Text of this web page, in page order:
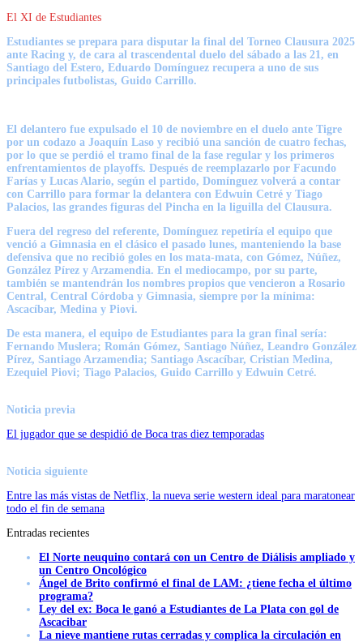
El XI de Estudiantes
Estudiantes se prepara para disputar la final del Torneo Clausura 2025
ante Racing y, de cara al trascendental duelo del sábado a las 21, en
Santiago del Estero, Eduardo Domínguez recupera a uno de sus
principales futbolistas, Guido Carrillo.
El delantero fue expulsado el 10 de noviembre en el duelo ante Tigre
por un codazo a Joaquín Laso y recibió una sanción de cuatro fechas,
por lo que se perdió el tramo final de la fase regular y los primeros
enfrentamientos de playoffs. Después de reemplazarlo por Facundo
Farías y Lucas Alario, según el partido, Domínguez volverá a contar
con Carrillo para formar la delantera con Edwuin Cetré y Tiago
Palacios, las grandes figuras del Pincha en la liguilla del Clausura.
Fuera del regreso del referente, Domínguez repetiría el equipo que
venció a Gimnasia en el clásico el pasado lunes, manteniendo la base
defensiva que no recibió goles en los mata-mata, con Gómez, Núñez,
González Pírez y Arzamendia. En el mediocampo, por su parte,
también se mantendrán los nombres propios que vencieron a Rosario
Central, Central Córdoba y Gimnasia, siempre por la mínima:
Ascacíbar, Medina y Piovi.
De esta manera, el equipo de Estudiantes para la gran final sería:
Fernando Muslera; Román Gómez, Santiago Núñez, Leandro González
Pírez, Santiago Arzamendia; Santiago Ascacíbar, Cristian Medina,
Ezequiel Piovi; Tiago Palacios, Guido Carrillo y Edwuin Cetré.
Noticia previa
El jugador que se despidió de Boca tras diez temporadas
Noticia siguiente
Entre las más vistas de Netflix, la nueva serie western ideal para maratonear
todo el fin de semana
Entradas recientes
El Norte neuquino contará con un Centro de Diálisis ampliado y
un Centro Oncológico
Ángel de Brito confirmó el final de LAM: ¿tiene fecha el último
programa?
Ley del ex: Boca le ganó a Estudiantes de La Plata con gol de
Ascacibar
La nieve mantiene rutas cerradas y complica la circulación en